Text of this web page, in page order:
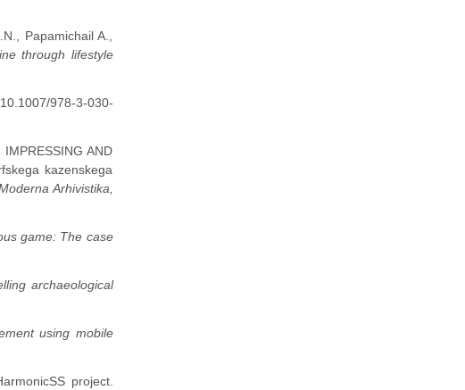
Papamichail A.,
through lifestyle
978-3-030-
AND
kazenskega
Arhivistika,
game: The case
archaeological
using mobile
project.